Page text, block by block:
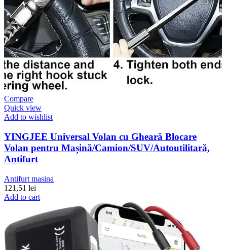
Compare
Quick view
Add to wishlist
YINGJEE Universal Volan cu Gheară Blocare
Volan pentru Mașină/Camion/SUV/Autoutilitară,
Antifurt
Antifurt masina
121,51 lei
Add to cart